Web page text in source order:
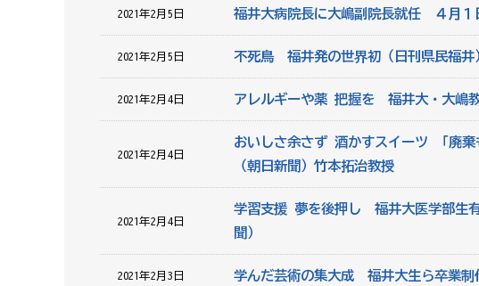
2021年2月5日 福井大病院長に大嶋副院長就任 ４月１
2021年2月5日 不死鳥 福井発の世界初（日刊県民福井
2021年2月4日 アレルギーや薬 把握を 福井大・大嶋
2021年2月4日
おいしさ余さず 酒かすスイーツ 「廃
（朝日新聞）竹本拓治教授
2021年2月4日
学習支援 夢を後押し 福井大医学部生
聞）
2021年2月3日 学んだ芸術の集大成 福井大生ら卒業制